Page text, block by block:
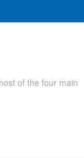
of the four main